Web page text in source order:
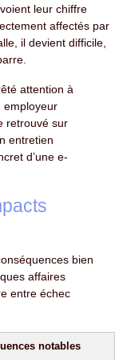
leur chiffre
affectés par
il devient difficile,
attention à
employeur
retrouvé sur
entretien
d’une e-
bien
affaires
entre échec
notables